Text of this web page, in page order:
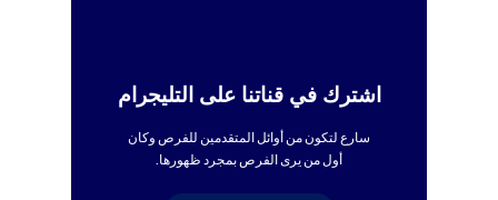
اشترك في قناتنا على التليجرام
سارع لتكون من أوائل المتقدمين للفرص وكان
أول من يرى الفرص بمجرد ظهورها.